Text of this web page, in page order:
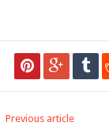
Previous article